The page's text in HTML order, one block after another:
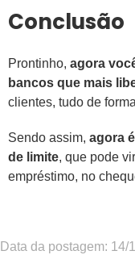
Conclusão
Prontinho, agora
bancos que mais
clientes, tudo de forma
Sendo assim, agora
de limite, que pode
empréstimo, no
Data da postagem: 14/